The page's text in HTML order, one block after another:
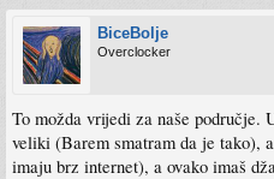
BiceBolje
Overclocker
To možda vrijedi za naše područje.
veliki (Barem smatram da je tako),
imaju brz internet), a ovako imaš